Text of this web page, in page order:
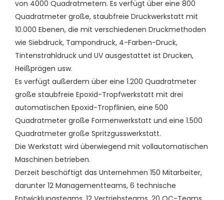
von 4000 Quadratmetern. Es verfügt über eine 800
Quadratmeter große, staubfreie Druckwerkstatt mit
10.000 Ebenen, die mit verschiedenen Druckmethoden
wie Siebdruck, Tampondruck, 4-Farben-Druck,
Tintenstrahldruck und UV ausgestattet ist Drucken,
Heißprägen usw.
Es verfügt außerdem über eine 1.200 Quadratmeter
große staubfreie Epoxid-Tropfwerkstatt mit drei
automatischen Epoxid-Tropflinien, eine 500
Quadratmeter große Formenwerkstatt und eine 1.500
Quadratmeter große Spritzgusswerkstatt.
Die Werkstatt wird überwiegend mit vollautomatischen
Maschinen betrieben.
Derzeit beschäftigt das Unternehmen 150 Mitarbeiter,
darunter 12 Managementteams, 6 technische